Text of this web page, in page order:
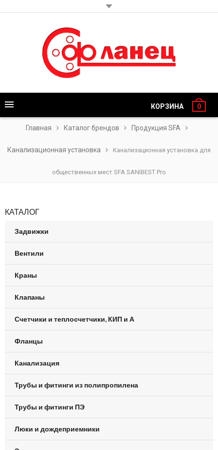
КОРЗИНА 0
Главная Каталог брендов Продукция SFA
Канализационная установка Канализационная установка для
общественных мест SFA SANIBEST Pro
КАТАЛОГ
Задвижки
Вентили
Краны
Клапаны
Счетчики и теплосчетчики, КИП и А
Фланцы
Канализация
Трубы и фитинги из полипропилена
Трубы и фитинги ПЭ
Люки и дождеприемники